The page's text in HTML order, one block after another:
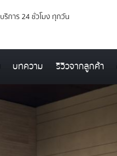
บริการ 24 ชั่วโมง ทุกวัน
บทความ รีวิวจากลูกค้า